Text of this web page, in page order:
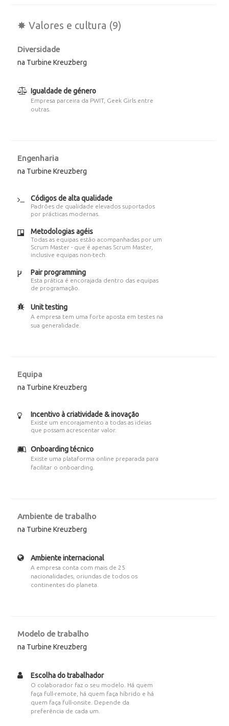
✸ Valores e cultura (9)
Diversidade
na Turbine Kreuzberg
Igualdade de género
Empresa parceira da PWIT, Geek Girls entre
outras.
Engenharia
na Turbine Kreuzberg
Códigos de alta qualidade
Padrões de qualidade elevados suportados
por prácticas modernas.
Metodologias agéis
Todas as equipas estão acompanhadas por um
Scrum Master - que é apenas Scrum Master,
inclusive equipas non-tech.
Pair programming
Esta prática é encorajada dentro das equipas
de programação.
Unit testing
A empresa tem uma forte aposta em testes na
sua generalidade.
Equipa
na Turbine Kreuzberg
Incentivo à criatividade & inovação
Existe um encorajamento a todas as ideias
que possam acrescentar valor.
Onboarding técnico
Existe uma plataforma online preparada para
facilitar o onboarding.
Ambiente de trabalho
na Turbine Kreuzberg
Ambiente internacional
A empresa conta com mais de 25
nacionalidades, oriundas de todos os
continentes do planeta.
Modelo de trabalho
na Turbine Kreuzberg
Escolha do trabalhador
O colaborador faz o seu modelo. Há quem
faça full-remote, há quem faça híbrido e há
quem faça full-onsite. Depende da
preferência de cada um.